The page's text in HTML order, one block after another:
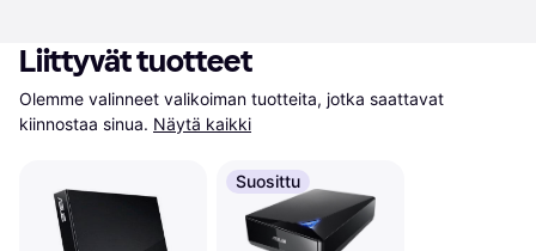
Liittyvät tuotteet
Olemme valinneet valikoiman tuotteita, jotka saattavat
kiinnostaa sinua. Näytä kaikki
Suosittu